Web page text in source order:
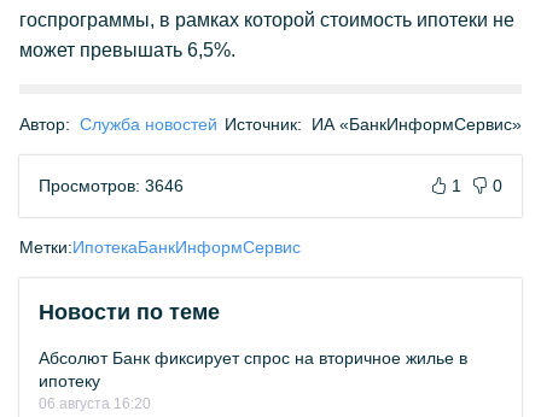
госпрограммы, в рамках которой стоимость ипотеки не
может превышать 6,5%.
Автор: Служба новостей Источник: ИА «БанкИнформСервис»
Просмотров: 3646 1 0
Метки:ИпотекаБанкИнформСервис
Новости по теме
Абсолют Банк фиксирует спрос на вторичное жилье в
ипотеку
06 августа 16:20